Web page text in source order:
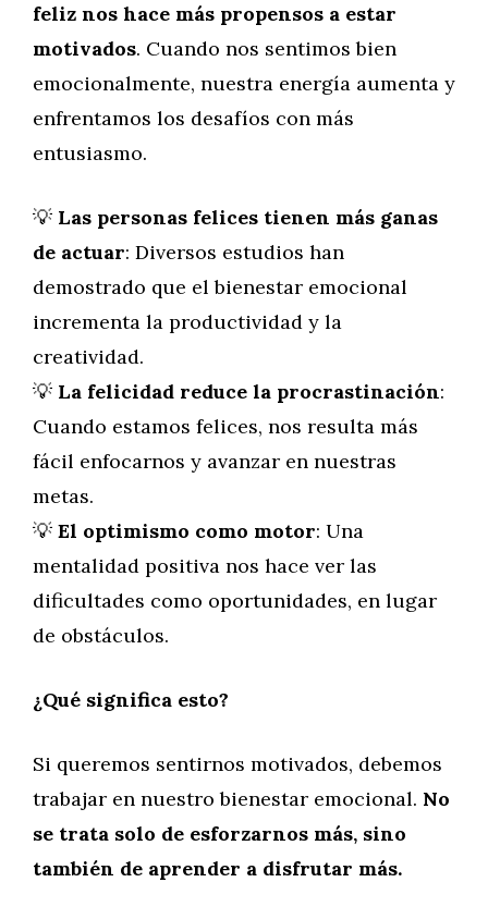
feliz nos hace más propensos a estar
motivados. Cuando nos sentimos bien
emocionalmente, nuestra energía aumenta y
enfrentamos los desafíos con más
entusiasmo.
💡 Las personas felices tienen más ganas
de actuar: Diversos estudios han
demostrado que el bienestar emocional
incrementa la productividad y la
creatividad.
💡 La felicidad reduce la procrastinación:
Cuando estamos felices, nos resulta más
fácil enfocarnos y avanzar en nuestras
metas.
💡 El optimismo como motor: Una
mentalidad positiva nos hace ver las
dificultades como oportunidades, en lugar
de obstáculos.
¿Qué significa esto?
Si queremos sentirnos motivados, debemos
trabajar en nuestro bienestar emocional. No
se trata solo de esforzarnos más, sino
también de aprender a disfrutar más.